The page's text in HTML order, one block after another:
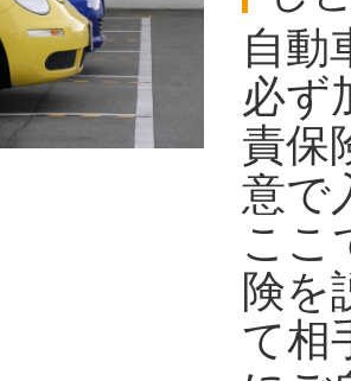
自動
必ず
責保
意で
ここ
険を
て相